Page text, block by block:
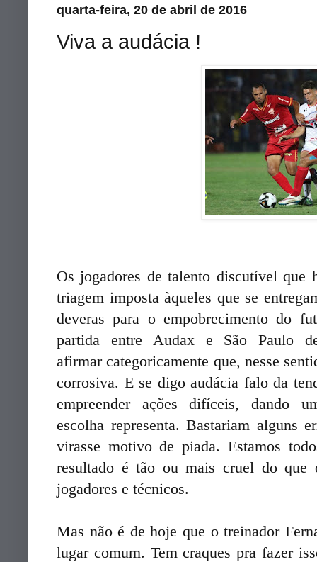
quarta-feira, 20 de abril de 2016
Viva a audácia !
Os jogadores de talento discutível que
triagem imposta àqueles que se
deveras para o empobrecimento do
partida entre Audax e São Paulo
afirmar categoricamente que, nesse
corrosiva. E se digo audácia falo da
empreender ações difíceis, dando
escolha representa. Bastariam alguns
virasse motivo de piada. Estamos
resultado é tão ou mais cruel do que
jogadores e técnicos.
Mas não é de hoje que o treinador
lugar comum. Tem craques pra fazer